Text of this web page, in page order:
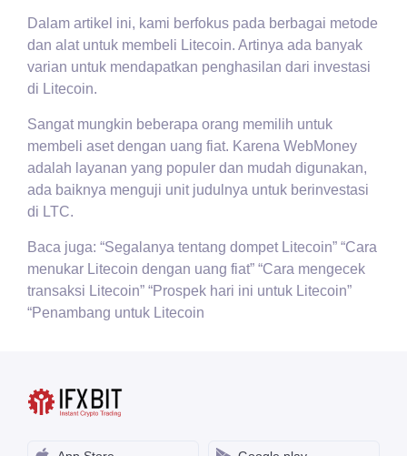
Dalam artikel ini, kami berfokus pada berbagai metode
dan alat untuk membeli Litecoin. Artinya ada banyak
varian untuk mendapatkan penghasilan dari investasi
di Litecoin.
Sangat mungkin beberapa orang memilih untuk
membeli aset dengan uang fiat. Karena WebMoney
adalah layanan yang populer dan mudah digunakan,
ada baiknya menguji unit judulnya untuk berinvestasi
di LTC.
Baca juga: “Segalanya tentang dompet Litecoin” “Cara
menukar Litecoin dengan uang fiat” “Cara mengecek
transaksi Litecoin” “Prospek hari ini untuk Litecoin”
“Penambang untuk Litecoin